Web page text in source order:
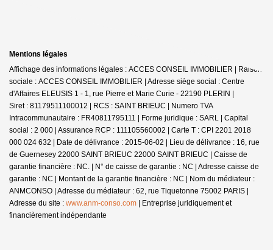
Mentions légales
Affichage des informations légales : ACCES CONSEIL IMMOBILIER | Raison
sociale : ACCES CONSEIL IMMOBILIER | Adresse siège social : Centre
d'Affaires ELEUSIS 1 - 1, rue Pierre et Marie Curie - 22190 PLERIN |
Siret : 81179511100012 | RCS : SAINT BRIEUC | Numero TVA
Intracommunautaire : FR40811795111 | Forme juridique : SARL | Capital
social : 2 000 | Assurance RCP : 111105560002 | Carte T : CPI 2201 2018
000 024 632 | Date de délivrance : 2015-06-02 | Lieu de délivrance : 16, rue
de Guernesey 22000 SAINT BRIEUC 22000 SAINT BRIEUC | Caisse de
garantie financière : NC. | N° de caisse de garantie : NC | Adresse caisse de
garantie : NC | Montant de la garantie financière : NC | Nom du médiateur :
ANMCONSO | Adresse du médiateur : 62, rue Tiquetonne 75002 PARIS |
Adresse du site : www.anm-conso.com | Entreprise juridiquement et
financièrement indépendante